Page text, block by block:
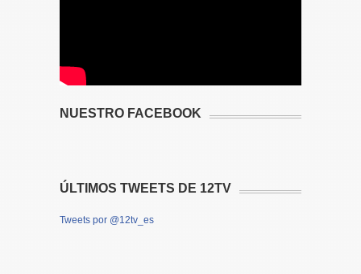
NUESTRO FACEBOOK
ÚLTIMOS TWEETS DE 12TV
Tweets por @12tv_es